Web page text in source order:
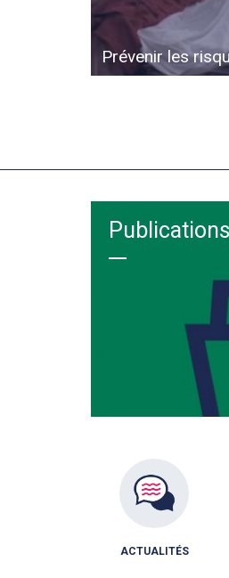
Prévenir les
Publications
ACTUALITÉS